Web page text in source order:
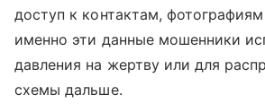
доступ к контактам,
именно эти данные мошенники
давления на жертву или для
схемы дальше.